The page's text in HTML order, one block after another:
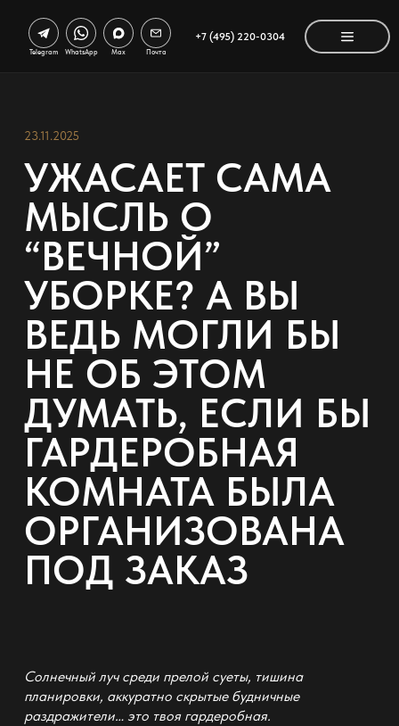
+7 (495) 220-0304
Telegram WhatsApp Max Почта
23.11.2025
УЖАСАЕТ САМА
МЫСЛЬ О
“ВЕЧНОЙ”
УБОРКЕ? А ВЫ
ВЕДЬ МОГЛИ БЫ
НЕ ОБ ЭТОМ
ДУМАТЬ, ЕСЛИ БЫ
ГАРДЕРОБНАЯ
КОМНАТА БЫЛА
ОРГАНИЗОВАНА
ПОД ЗАКАЗ
Солнечный луч среди прелой суеты, тишина
планировки, аккуратно скрытые будничные
раздражители… это твоя гардеробная.